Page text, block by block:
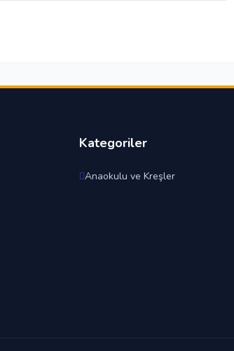
Kategoriler
Anaokulu ve Kreşler